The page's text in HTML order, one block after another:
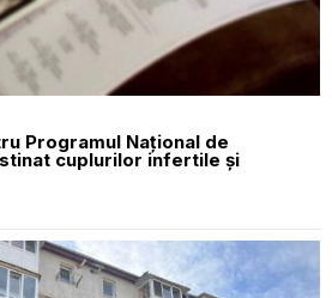
Programul Național de
cuplurilor infertile și